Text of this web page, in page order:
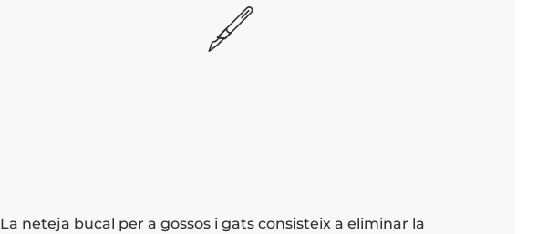
La neteja bucal per a gossos i gats consisteix a eliminar la